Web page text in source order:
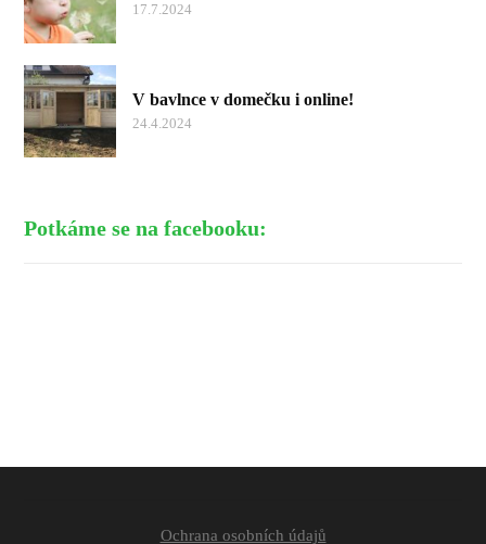
17.7.2024
V bavlnce v domečku i online!
24.4.2024
Potkáme se na facebooku:
Ochrana osobních údajů